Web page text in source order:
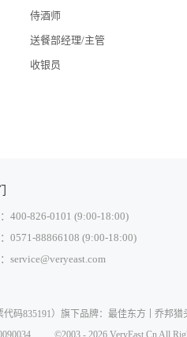
侍酒师
送餐部经理/主管
收银员
400-826-0101 (9:00-18:00)
0571-88866108 (9:00-18:00)
service@veryeast.com
码835191）旗下品牌： 最佳东方 乔邦猎
©2003 - 2026 VeryEast.Cn All